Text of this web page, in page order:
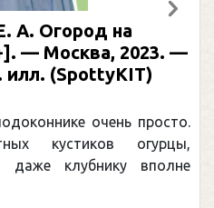
А. Огород на
— Москва, 2023. —
илл. (SpottyKIT)
очень просто.
кустиков огурцы,
клубнику вполне